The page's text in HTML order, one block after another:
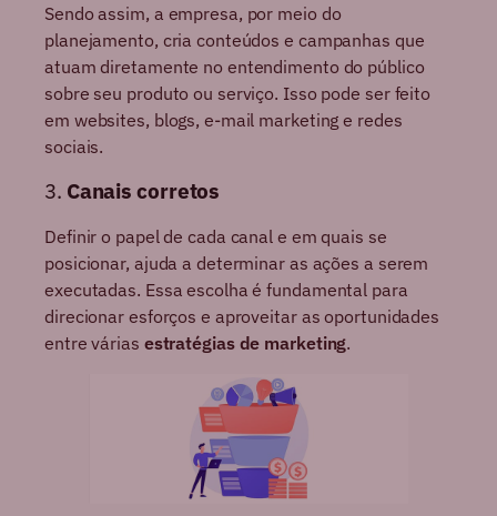
Sendo assim, a empresa, por meio do
planejamento, cria conteúdos e campanhas que
atuam diretamente no entendimento do público
sobre seu produto ou serviço. Isso pode ser feito
em websites, blogs, e-mail marketing e redes
sociais.
3. Canais corretos
Definir o papel de cada canal e em quais se
posicionar, ajuda a determinar as ações a serem
executadas. Essa escolha é fundamental para
direcionar esforços e aproveitar as oportunidades
entre várias estratégias de marketing.